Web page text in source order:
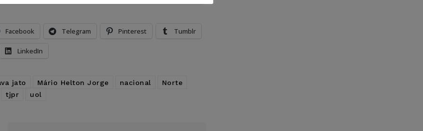
Facebook Telegram Pinterest Tumblr
LinkedIn
jato Mário Helton Jorge nacional
Norte
tjpr uol